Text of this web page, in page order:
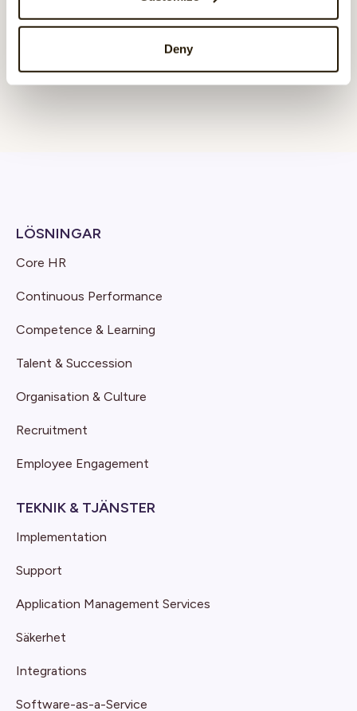
Deny
LÖSNINGAR
Core HR
Continuous Performance
Competence & Learning
Talent & Succession
Organisation & Culture
Recruitment
Employee Engagement
TEKNIK & TJÄNSTER
Implementation
Support
Application Management Services
Säkerhet
Integrations
Software-as-a-Service